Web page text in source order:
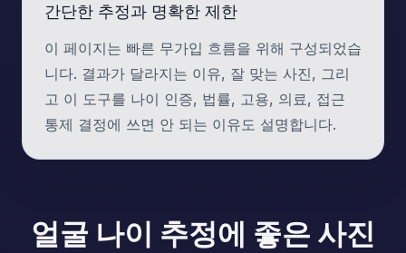
간단한 추정과 명확한 제한
이 페이지는 빠른 무가입 흐름을 위해 구성되었습
니다. 결과가 달라지는 이유, 잘 맞는 사진, 그리
고 이 도구를 나이 인증, 법률, 고용, 의료, 접근
통제 결정에 쓰면 안 되는 이유도 설명합니다.
얼굴 나이 추정에 좋은 사진